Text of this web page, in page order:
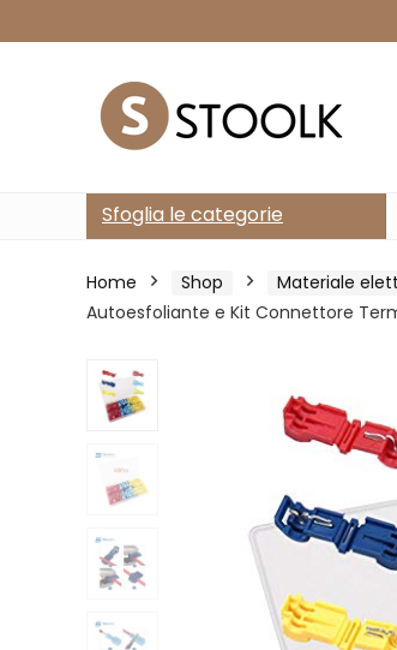
Sfoglia le categorie
Home Shop Materiale
Autoesfoliante e Kit Connettore